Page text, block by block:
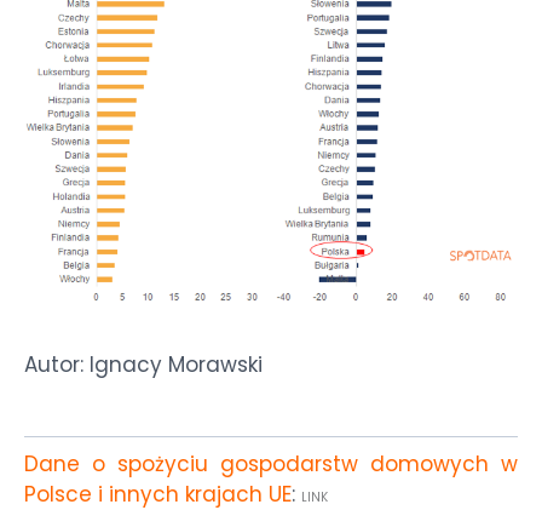
Autor: Ignacy Morawski
Dane o spożyciu gospodarstw domowych w
Polsce i innych krajach UE: LINK